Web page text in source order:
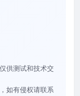
供测试和技术交
如有侵权请联系